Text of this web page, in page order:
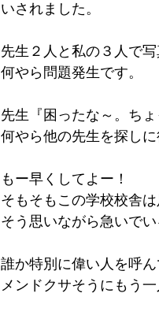
いされました。
先生２人と私の３人で写
何やら問題発生です。
先生『困ったな～。ち
何やら他の先生を探しに
もー早くしてよー！
そもそもこの学校校舎
そう思いながら急いで
誰か特別に偉い人を呼
メンドクサそうにもう